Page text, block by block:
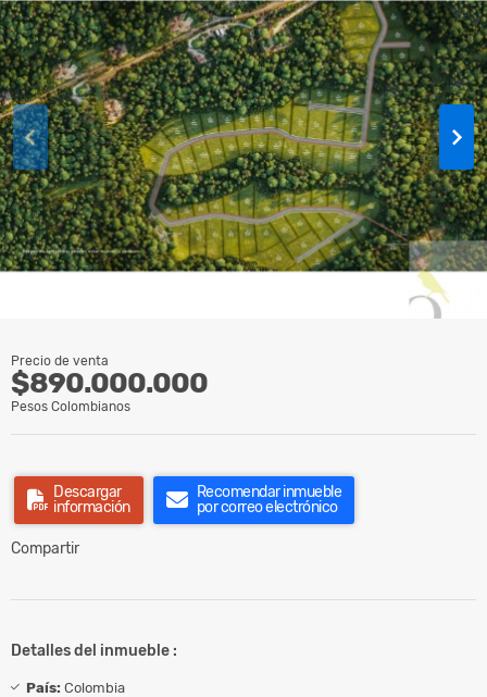
Precio de venta
$890.000.000
Pesos Colombianos
Descargar
información
Recomendar inmueble
por correo electrónico
Compartir
Detalles del inmueble :
País: Colombia